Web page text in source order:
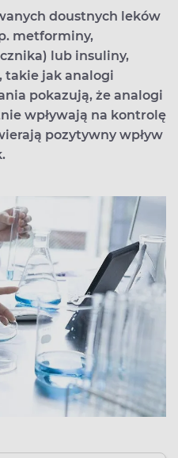
doustnych leków
metforminy,
lub insuliny,
takie jak analogi
pokazują, że analogi
wpływają na kontrolę
pozytywny wpływ